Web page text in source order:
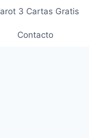
3 Cartas Gratis
Contacto